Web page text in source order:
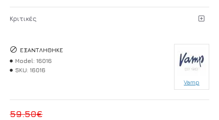
Κριτικές
59.50€
ΕΞΑΝΤΛΉΘΗΚΕ
Model: 16016
SKU: 16016
Vamp